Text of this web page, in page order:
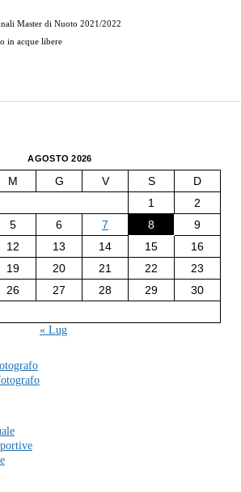
Master di Nuoto 2021/2022
in acque libere
AGOSTO 2026
M G V S
D
1
2
5 6 7 8
9
12 13 14 15
16
19 20 21 22
23
26 27 28 29
30
« Lug